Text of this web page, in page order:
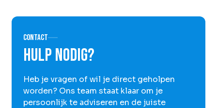
Contact
Hulp nodig?
Heb je vragen of wil je direct geholpen
worden? Ons team staat klaar om je
persoonlijk te adviseren en de juiste